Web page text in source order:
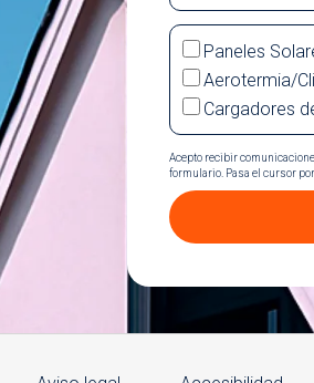
Paneles
Aerotermia/
Cargadores
Acepto recibir
formulario. Pasa el cursor